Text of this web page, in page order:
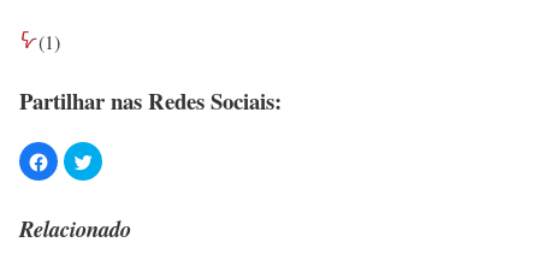
(1)
Partilhar nas Redes Sociais:
Relacionado